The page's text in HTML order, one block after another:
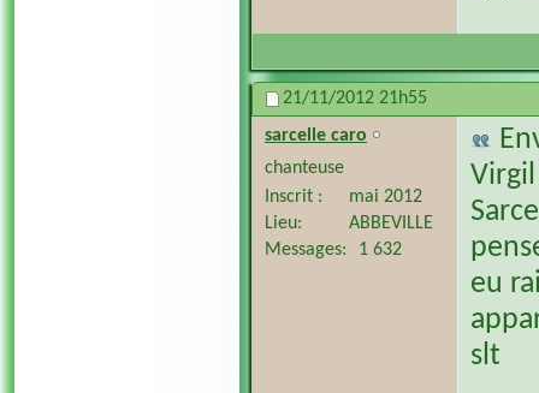
21/11/2012 21h55
sarcelle caro
chanteuse
Inscrit
mai 2012
Lieu
ABBEVILLE
Messages
1 632
eu
slt